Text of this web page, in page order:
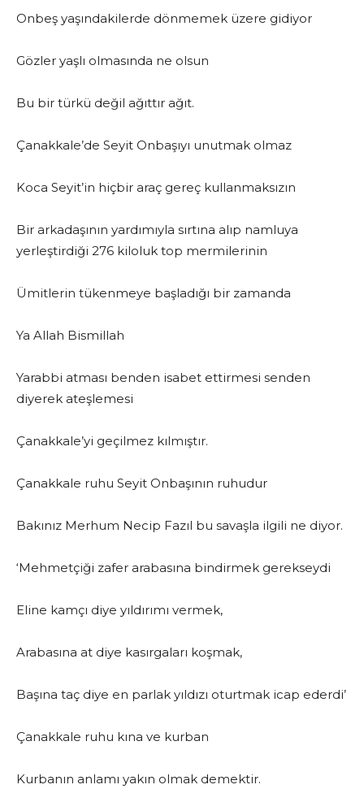
Onbeş yaşındakilerde dönmemek üzere gidiyor
Gözler yaşlı olmasında ne olsun
Bu bir türkü değil ağıttır ağıt.
Çanakkale’de Seyit Onbaşıyı unutmak olmaz
Koca Seyit’in hiçbir araç gereç kullanmaksızın
Bir arkadaşının yardımıyla sırtına alıp namluya
yerleştirdiği 276 kiloluk top mermilerinin
Ümitlerin tükenmeye başladığı bir zamanda
Ya Allah Bismillah
Yarabbi atması benden isabet ettirmesi senden
diyerek ateşlemesi
Çanakkale’yi geçilmez kılmıştır.
Çanakkale ruhu Seyit Onbaşının ruhudur
Bakınız Merhum Necip Fazıl bu savaşla ilgili ne diyor.
‘Mehmetçiği zafer arabasına bindirmek gerekseydi
Eline kamçı diye yıldırımı vermek,
Arabasına at diye kasırgaları koşmak,
Başına taç diye en parlak yıldızı oturtmak icap ederdi’
Çanakkale ruhu kına ve kurban
Kurbanın anlamı yakın olmak demektir.